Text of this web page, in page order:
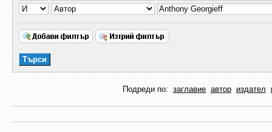
Подреди по: заглавие автор издател